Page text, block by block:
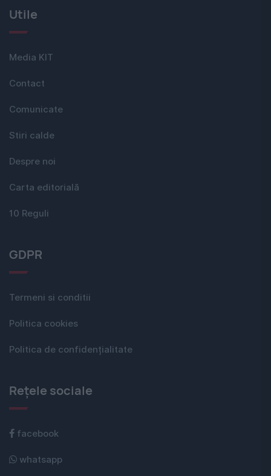
Utile
Media KIT
Contact
Comunicate
Stiri calde
Despre noi
Carta editorială
10 Reguli
GDPR
Termeni si conditii
Politica cookies
Politica de confidențialitate
Rețele sociale
facebook
whatsapp